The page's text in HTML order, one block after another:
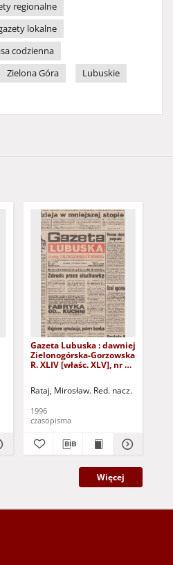
regionalne
lokalne
codzienna
Zielona Góra Lubuskie
Gazeta Lubuska : dawniej
Zielonogórska-Gorzowska
R. XLIV [właśc. XLV], nr 52
Rataj, Mirosław. Red. nacz.
1996
czasopisma
Więcej